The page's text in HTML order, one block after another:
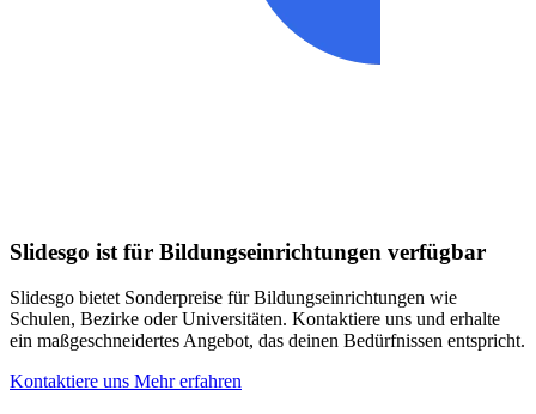
Slidesgo ist für Bildungseinrichtungen verfügbar
Slidesgo bietet Sonderpreise für Bildungseinrichtungen wie
Schulen, Bezirke oder Universitäten. Kontaktiere uns und erhalte
ein maßgeschneidertes Angebot, das deinen Bedürfnissen entspricht.
Kontaktiere uns Mehr erfahren